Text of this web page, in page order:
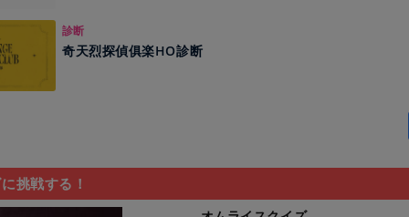
診断
奇天烈探偵俱楽HO診断
挑戦する！